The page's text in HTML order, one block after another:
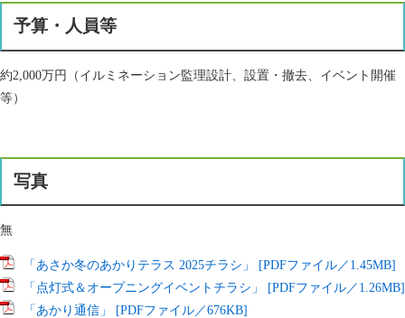
予算・人員等
約2,000万円（イルミネーション監理設計、設置・撤去、イベント開催
等）
写真
無 ​
「あさか冬のあかりテラス 2025チラシ」 [PDFファイル／1.45MB]
「点灯式＆オープニングイベントチラシ」 [PDFファイル／1.26MB]
「あかり通信」 [PDFファイル／676KB]